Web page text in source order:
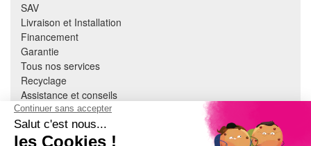
SAV
Livraison et Installation
Financement
Garantie
Tous nos services
Recyclage
Assistance et conseils
Cuisine équipée
Literie
Nous contacter